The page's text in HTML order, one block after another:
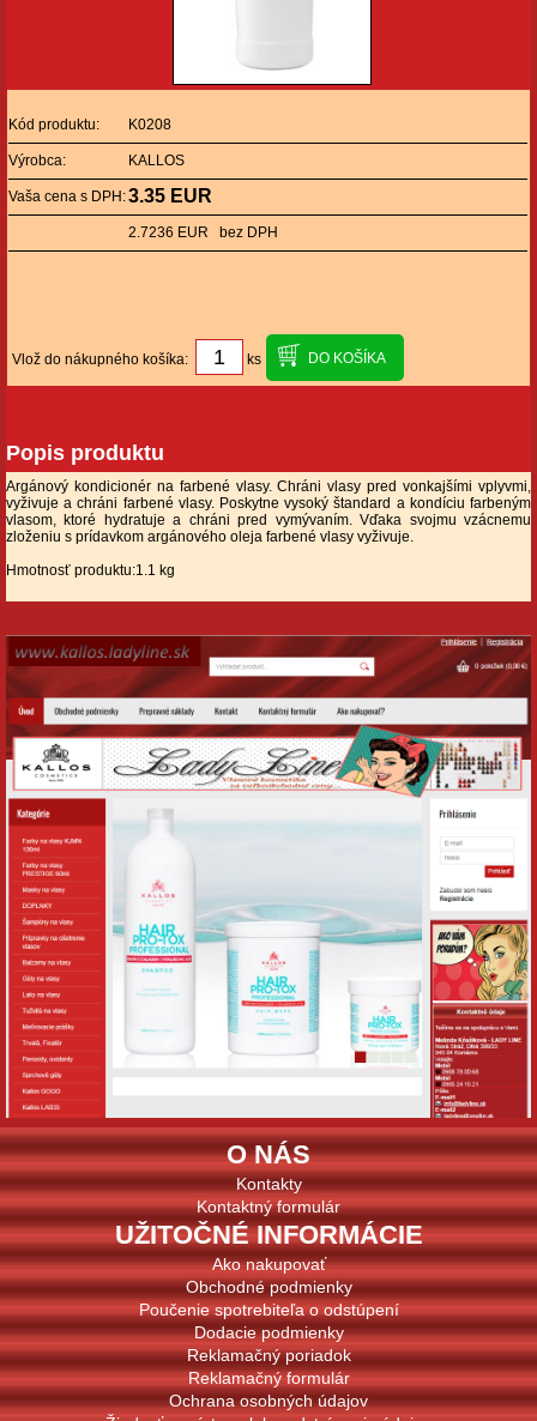
Kód produktu: K0208
Výrobca: KALLOS
Vaša cena s DPH:3.35 EUR
2.7236 EUR bez DPH
Vlož do nákupného košíka: ks
Popis produktu
Argánový kondicionér na farbené vlasy. Chráni vlasy pred vonkajšími vplyvmi,
vyživuje a chráni farbené vlasy. Poskytne vysoký štandard a kondíciu farbeným
vlasom, ktoré hydratuje a chráni pred vymývaním. Vďaka svojmu vzácnemu
zloženiu s prídavkom argánového oleja farbené vlasy vyživuje.
Hmotnosť produktu:1.1 kg
O NÁS
Kontakty
Kontaktný formulár
UŽITOČNÉ INFORMÁCIE
Ako nakupovať
Obchodné podmienky
Poučenie spotrebiteľa o odstúpení
Dodacie podmienky
Reklamačný poriadok
Reklamačný formulár
Ochrana osobných údajov